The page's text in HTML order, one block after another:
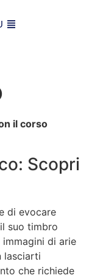
il corso
Scopri
di evocare
suo timbro
di arie
lasciarti
che richiede